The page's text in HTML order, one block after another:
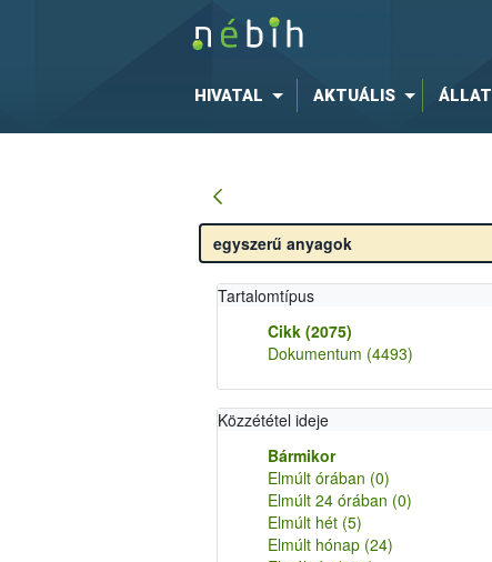
HIVATAL AKTUÁLIS ÁLLAT
Tartalomtípus
Cikk (2075)
Dokumentum (4493)
Közzététel ideje
Bármikor
Elmúlt órában (0)
Elmúlt 24 órában (0)
Elmúlt hét (5)
Elmúlt hónap (24)